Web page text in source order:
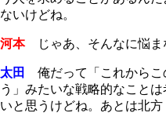
ないけどね。
河本じゃあ、そんなに悩ま
太田
俺だって「これからこ
う」みたいな戦略的なこと
いと思うけどね。あとは北方